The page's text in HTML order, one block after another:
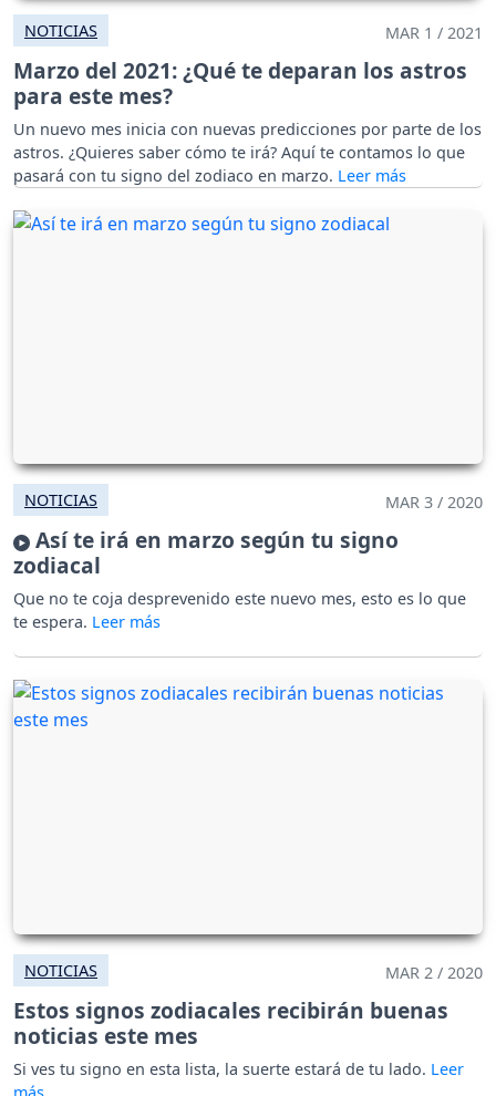
NOTICIAS MAR 1 / 2021
Marzo del 2021: ¿Qué te deparan los astros
para este mes?
Un nuevo mes inicia con nuevas predicciones por parte de los
astros. ¿Quieres saber cómo te irá? Aquí te contamos lo que
pasará con tu signo del zodiaco en marzo.
NOTICIAS MAR 3 / 2020
Así te irá en marzo según tu signo
zodiacal
Que no te coja desprevenido este nuevo mes, esto es lo que
te espera.
NOTICIAS MAR 2 / 2020
Estos signos zodiacales recibirán buenas
noticias este mes
Si ves tu signo en esta lista, la suerte estará de tu lado.